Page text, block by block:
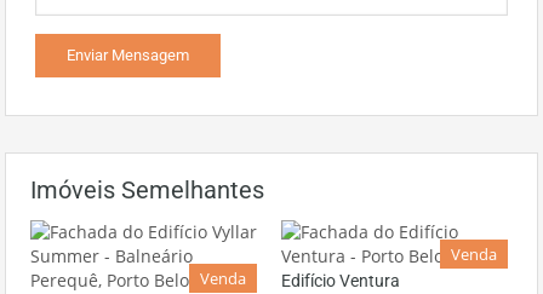
Imóveis Semelhantes
Venda
Venda
Edifício Ventura